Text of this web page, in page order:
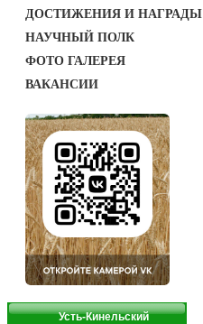
ДОСТИЖЕНИЯ И НАГРАДЫ
НАУЧНЫЙ ПОЛК
ФОТО ГАЛЕРЕЯ
ВАКАНСИИ
Усть-Кинельский